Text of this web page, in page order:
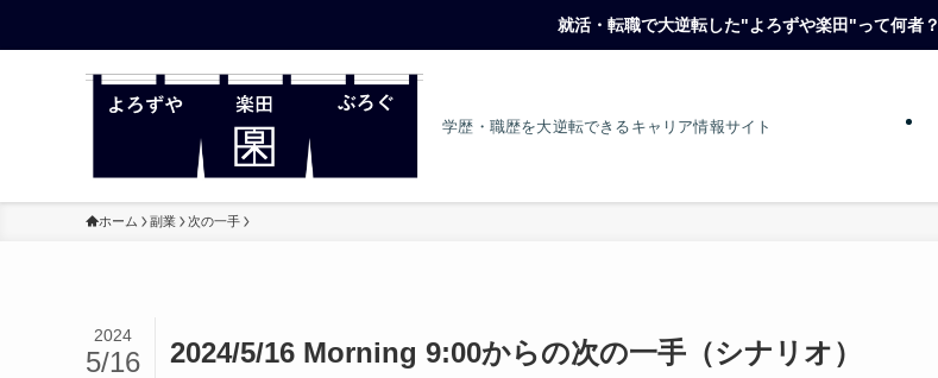
就活・転職で大逆転した"よろずや楽田"って何者？
学歴・職歴を大逆転できるキャリア情報サイト
ホーム 副業 次の一手
2024/5/16 Morning 9:00からの次の一手（シナリオ）
2024
5/16